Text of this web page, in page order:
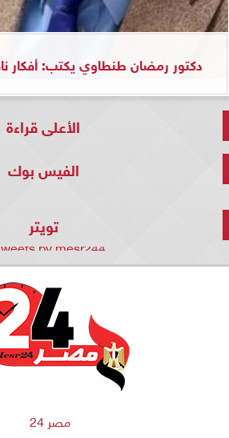
دكتور رمضان طنطاوي يكتب: أفكار
الأعلى قراءة
الفيس بوك
تويتر
by mesr244
مصر 24